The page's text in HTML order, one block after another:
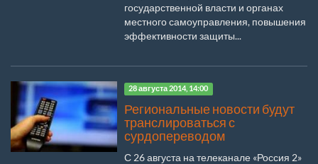
государственной власти и органах
местного самоуправления, повышения
эффективности защиты...
28 августа 2014, 14:00
Региональные новости будут
транслироваться с
сурдопереводом
С 26 августа на телеканале «Россия 2»